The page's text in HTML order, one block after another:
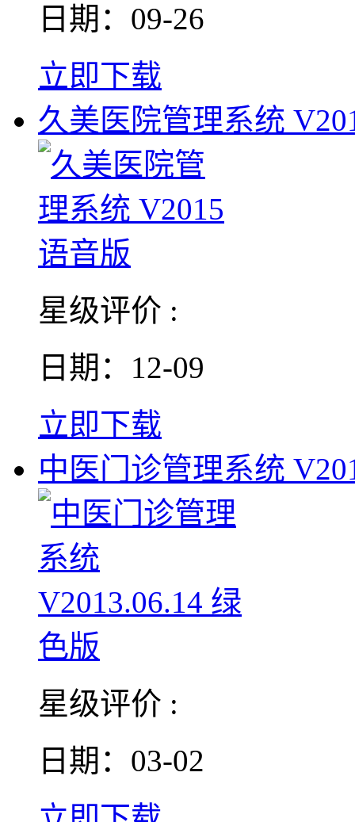
日期：09-26
立即下载
久美医院管理系统
星级评价 :
日期：12-09
立即下载
中医门诊管理系统
星级评价 :
日期：03-02